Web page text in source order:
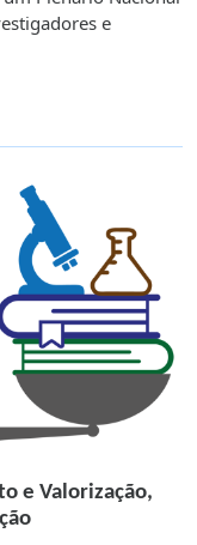
e
e Valorização,